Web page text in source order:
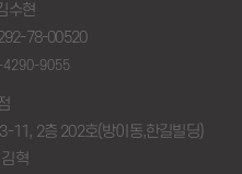
수현
78-00520
4290-9055
11, 2층 202호(방이동,한길빌딩)
김혁